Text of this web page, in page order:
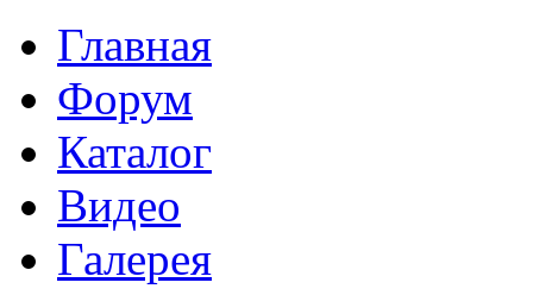
Главная
Форум
Каталог
Видео
Галерея